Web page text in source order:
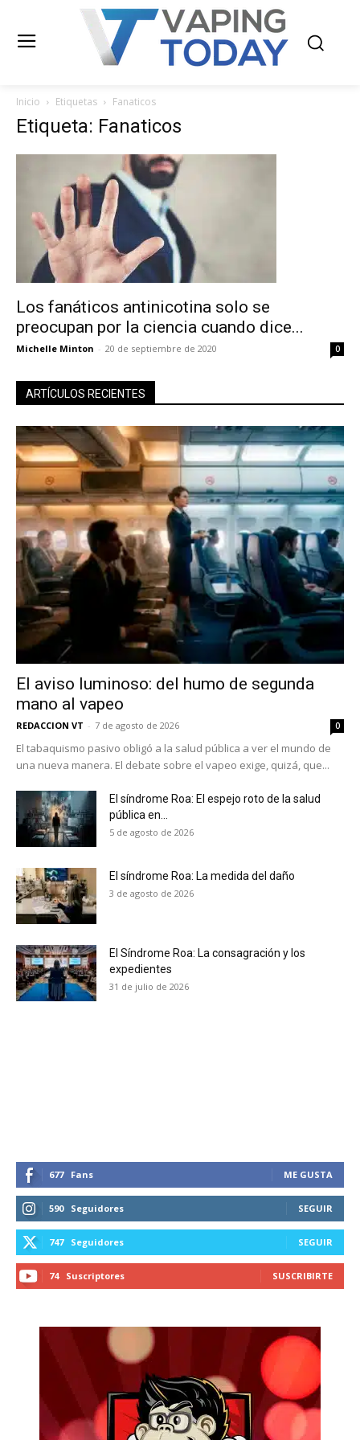
No te pierdas de las
receive all the news of vaping and
tobacco harm reduction in your email.
SUBSCRIBIRSE
Inicio Etiquetas Fanaticos
Etiqueta: Fanaticos
Los fanáticos antinicotina solo se
preocupan por la ciencia cuando dice...
Michelle Minton - 20 de septiembre de 2020 0
ARTÍCULOS RECIENTES
El aviso luminoso: del humo de segunda
mano al vapeo
REDACCION VT - 7 de agosto de 2026 0
El tabaquismo pasivo obligó a la salud pública a ver el mundo de
una nueva manera. El debate sobre el vapeo exige, quizá, que...
El síndrome Roa: El espejo roto de la salud
pública en...
5 de agosto de 2026
El síndrome Roa: La medida del daño
3 de agosto de 2026
El Síndrome Roa: La consagración y los
expedientes
31 de julio de 2026
677 Fans ME GUSTA
590 Seguidores SEGUIR
747 Seguidores SEGUIR
74 Suscriptores SUSCRIBIRTE